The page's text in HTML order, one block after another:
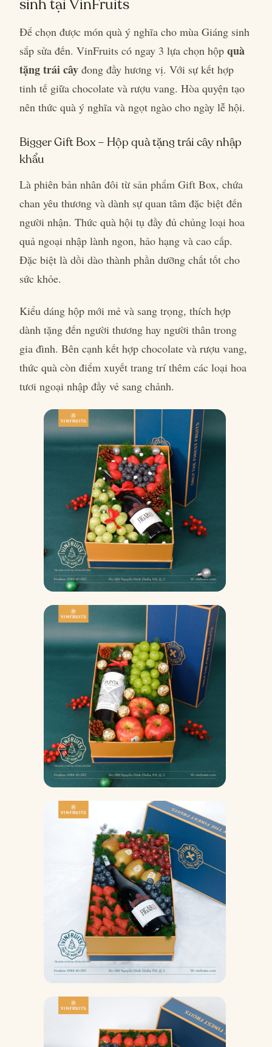
Để chọn được món quà ý nghĩa cho mùa Giáng sinh
sắp sửa đến. VinFruits có ngay 3 lựa chọn hộp quà
tặng trái cây đong đầy hương vị. Với sự kết hợp
tinh tế giữa chocolate và rượu vang. Hòa quyện tạo
nên thức quà ý nghĩa và ngọt ngào cho ngày lễ hội.
Bigger Gift Box – Hộp quà tặng trái cây nhập
khẩu
Là phiên bản nhân đôi từ sản phẩm Gift Box, chứa
chan yêu thương và dành sự quan tâm đặc biệt đến
người nhận. Thức quà hội tụ đầy đủ chủng loại hoa
quả ngoại nhập lành ngon, hảo hạng và cao cấp.
Đặc biệt là dồi dào thành phần dưỡng chất tốt cho
sức khỏe.
Kiểu dáng hộp mới mẻ và sang trọng, thích hợp
dành tặng đến người thương hay người thân trong
gia đình. Bên cạnh kết hợp chocolate và rượu vang,
thức quà còn điểm xuyết trang trí thêm các loại hoa
tươi ngoại nhập đầy vẻ sang chảnh.